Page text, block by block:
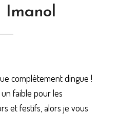
Imanol
complètement dingue !
faible pour les
et festifs, alors je vous